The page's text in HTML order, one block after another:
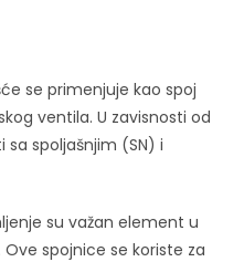
se primenjuje kao spoj
ventila. U zavisnosti od
spoljašnjim (SN) i
su važan element u
spojnice se koriste za